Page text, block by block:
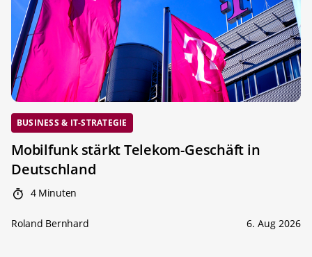
BUSINESS & IT-STRATEGIE
Mobilfunk stärkt Telekom-Geschäft in
Deutschland
4 Minuten
Roland Bernhard 6. Aug 2026